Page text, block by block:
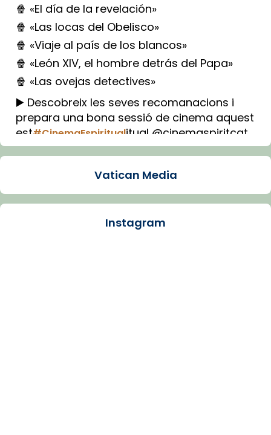
🍿 «El día de la revelación»
🍿 «Las locas del Obelisco»
🍿 «Viaje al país de los blancos»
🍿 «León XIV, el hombre detrás del Papa»
🍿 «Las ovejas detectives»
▶️ Descobreix les seves recomanacions i
prepara una bona sessió de cinema aquest
est#CinemaEspiritualitual @cinemaspiritcat
Imatge: Generada amb IA (OpenAI)
Arquebisbat de Barcelona
Vatican Media
Instagram